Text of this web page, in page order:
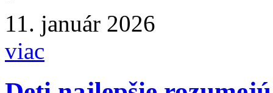
11. január 2026
viac